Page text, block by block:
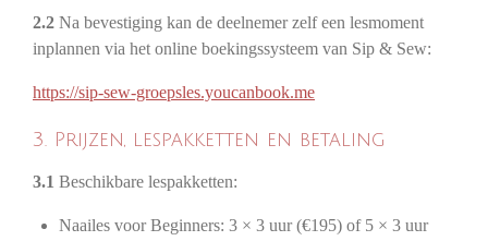
2.2 Na bevestiging kan de deelnemer zelf een lesmoment
inplannen via het online boekingssysteem van Sip & Sew:
https://sip-sew-groepsles.youcanbook.me
3. Prijzen, lespakketten en betaling
3.1 Beschikbare lespakketten:
Naailes voor Beginners: 3 × 3 uur (€195) of 5 × 3 uur